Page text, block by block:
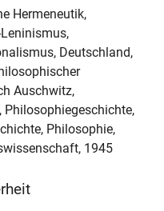
Hermeneutik,
Deutschland,
Auschwitz,
Philosophie,
1945